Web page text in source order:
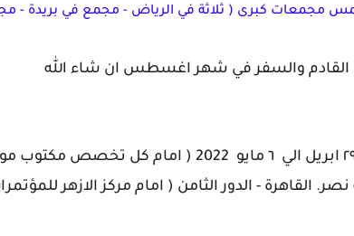
مجمعات كبرى ( ثلاثة في الرياض - مجمع في بريدة -
القادم والسفر في شهر اغسطس ان شاء الله
القاهرة - الدور الثامن ( امام مركز الازهر